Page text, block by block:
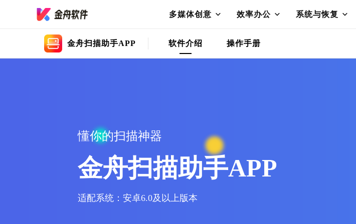
多媒体创意 效率办公 系统与恢复
金舟扫描助手APP 软件介绍 操作手册
懂你的扫描神器
金舟扫描助手APP
适配系统：安卓6.0及以上版本